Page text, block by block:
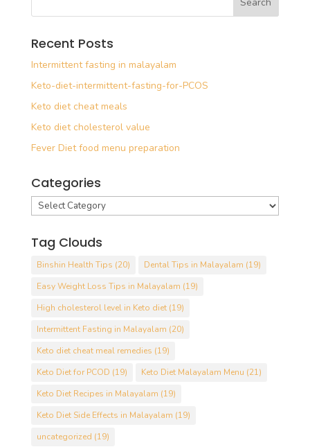
Recent Posts
Intermittent fasting in malayalam
Keto-diet-intermittent-fasting-for-PCOS
Keto diet cheat meals
Keto diet cholesterol value
Fever Diet food menu preparation
Categories
Categories
Tag Clouds
Binshin Health Tips (20) Dental Tips in Malayalam (19)
Easy Weight Loss Tips in Malayalam (19)
High cholesterol level in Keto diet(19)
Intermittent Fasting in Malayalam (20)
Keto diet cheat meal remedies (19)
Keto Diet for PCOD (19) Keto Diet Malayalam Menu (21)
Keto Diet Recipes in Malayalam (19)
Keto Diet Side Effects in Malayalam (19)
uncategorized (19)